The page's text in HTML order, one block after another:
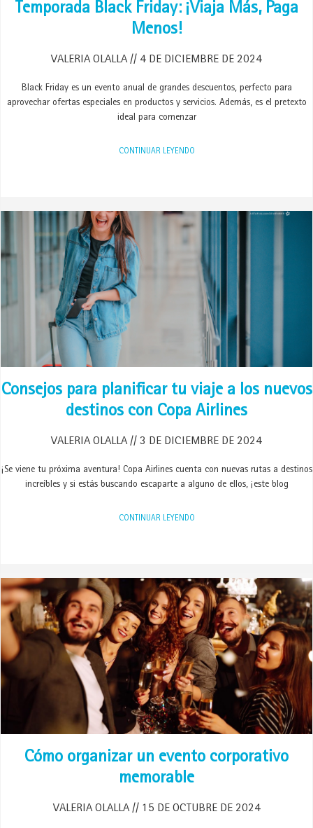
Temporada Black Friday: ¡Viaja Más, Paga
Menos!
VALERIA OLALLA 4 DE DICIEMBRE DE 2024
Black Friday es un evento anual de grandes descuentos, perfecto para
aprovechar ofertas especiales en productos y servicios. Además, es el pretexto
ideal para comenzar
CONTINUAR LEYENDO
Consejos para planificar tu viaje a los nuevos
destinos con Copa Airlines
VALERIA OLALLA 3 DE DICIEMBRE DE 2024
¡Se viene tu próxima aventura! Copa Airlines cuenta con nuevas rutas a destinos
increíbles y si estás buscando escaparte a alguno de ellos, ¡este blog
CONTINUAR LEYENDO
Cómo organizar un evento corporativo
memorable
VALERIA OLALLA 15 DE OCTUBRE DE 2024